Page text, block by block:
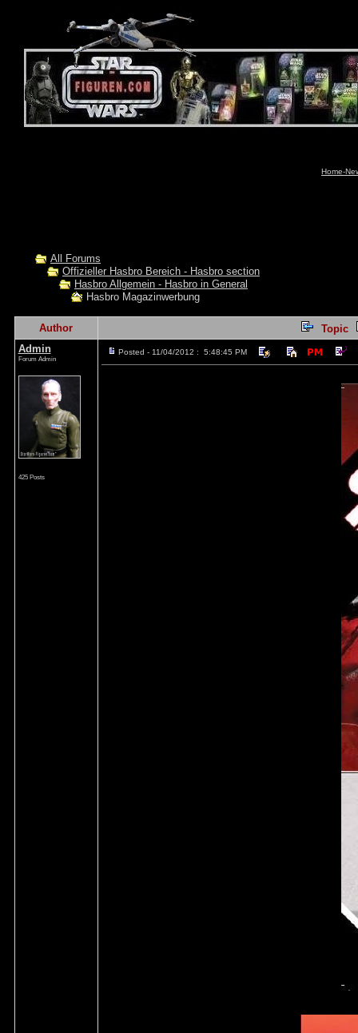
Home-
All Forums
Offizieller Hasbro Bereich - Hasbro section
Hasbro Allgemein - Hasbro in General
Hasbro Magazinwerbung
Author
Topic
Admin
Forum Admin
425 Posts
Posted - 11/04/2012 : 5:48:45 PM